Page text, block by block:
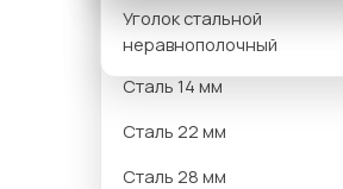
Сталь 12 мм
Сталь 14 мм
Сталь 22 мм
Сталь 28 мм
Уголок стальной
неравнополочный
Варианты